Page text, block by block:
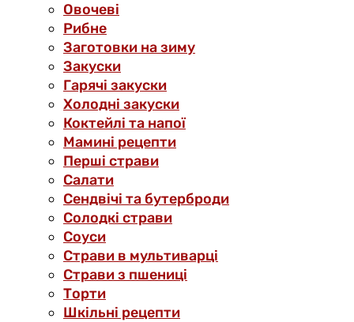
Овочеві
Рибне
Заготовки на зиму
Закуски
Гарячі закуски
Холодні закуски
Коктейлі та напої
Мамині рецепти
Перші страви
Салати
Сендвічі та бутерброди
Солодкі страви
Соуси
Страви в мультиварці
Страви з пшениці
Торти
Шкільні рецепти